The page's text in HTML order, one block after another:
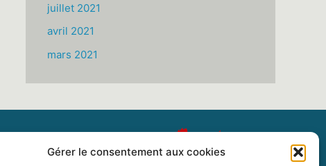
Gérer le consentement aux cookies
juillet 2021
avril 2021
mars 2021